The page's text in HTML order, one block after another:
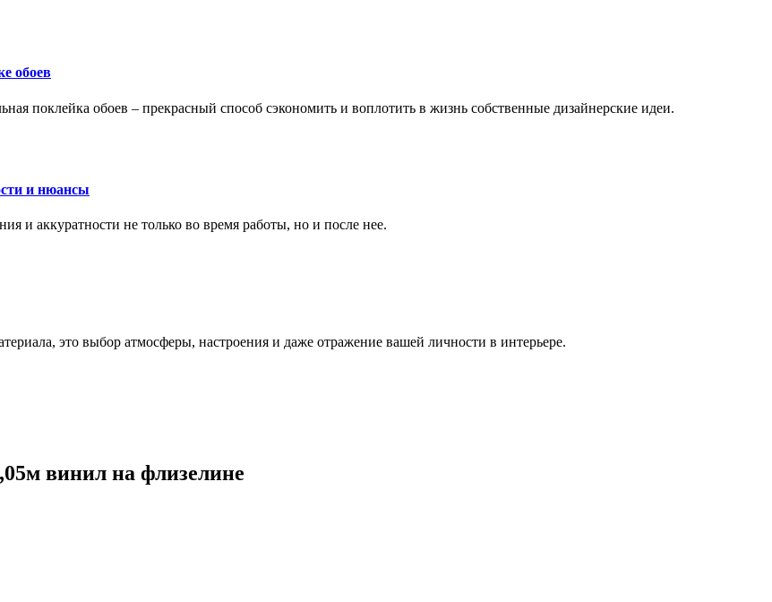
обоев
поклейка обоев – прекрасный способ сэкономить и воплотить в жизнь собственные дизайнерские идеи.
и нюансы
и аккуратности не только во время работы, но и после нее.
это выбор атмосферы, настроения и даже отражение вашей личности в интерьере.
винил на флизелине